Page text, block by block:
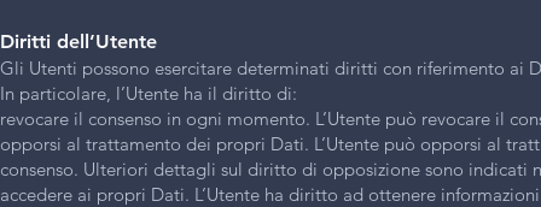
Diritti dell’Utente
Gli Utenti possono esercitare determinati diritti con riferimento ai
In particolare, l’Utente ha il diritto di:
revocare il consenso in ogni momento. L’Utente può revocare il
opporsi al trattamento dei propri Dati. L’Utente può opporsi al
consenso. Ulteriori dettagli sul diritto di opposizione sono indicati
accedere ai propri Dati. L’Utente ha diritto ad ottenere